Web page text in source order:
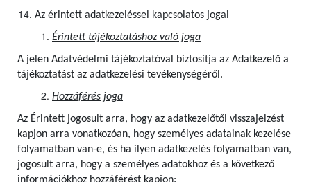
Az érintett adatkezeléssel kapcsolatos jogai
Érintett tájékoztatáshoz való joga
A jelen Adatvédelmi tájékoztatóval biztosítja az Adatkezelő a
tájékoztatást az adatkezelési tevékenységéről.
Hozzáférés joga
Az Érintett jogosult arra, hogy az adatkezelőtől visszajelzést
kapjon arra vonatkozóan, hogy személyes adatainak kezelése
folyamatban van-e, és ha ilyen adatkezelés folyamatban van,
jogosult arra, hogy a személyes adatokhoz és a következő